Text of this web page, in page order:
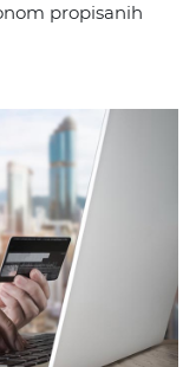
propisanih